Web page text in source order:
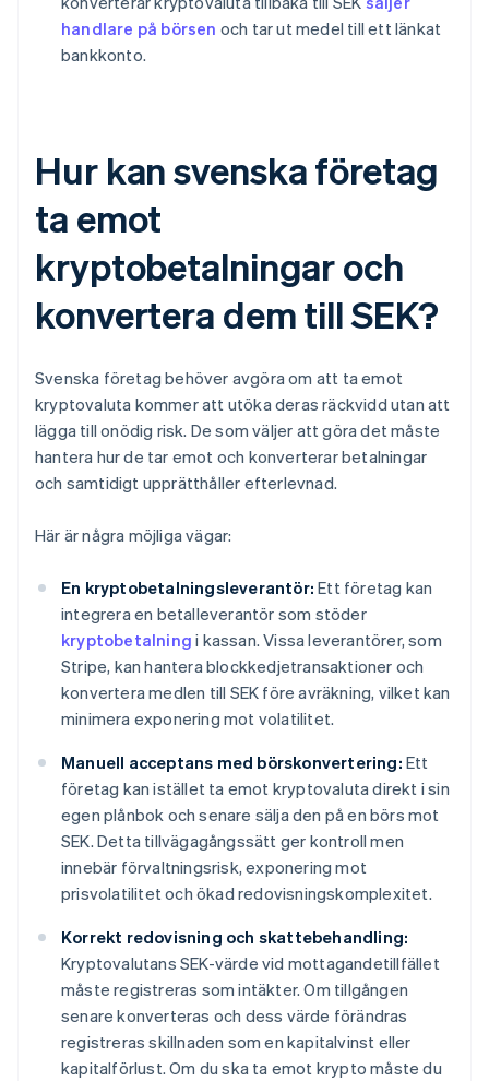
handlare på börsen och tar ut medel till ett länkat
bankkonto.
Hur kan svenska företag
ta emot
kryptobetalningar och
konvertera dem till SEK?
Svenska företag behöver avgöra om att ta emot
kryptovaluta kommer att utöka deras räckvidd utan att
lägga till onödig risk. De som väljer att göra det måste
hantera hur de tar emot och konverterar betalningar
och samtidigt upprätthåller efterlevnad.
Här är några möjliga vägar:
En kryptobetalningsleverantör: Ett företag kan
integrera en betalleverantör som stöder
kryptobetalning i kassan. Vissa leverantörer, som
Stripe, kan hantera blockkedjetransaktioner och
konvertera medlen till SEK före avräkning, vilket kan
minimera exponering mot volatilitet.
Manuell acceptans med börskonvertering: Ett
företag kan istället ta emot kryptovaluta direkt i sin
egen plånbok och senare sälja den på en börs mot
SEK. Detta tillvägagångssätt ger kontroll men
innebär förvaltningsrisk, exponering mot
prisvolatilitet och ökad redovisningskomplexitet.
Korrekt redovisning och skattebehandling:
Kryptovalutans SEK-värde vid mottagandetillfället
måste registreras som intäkter. Om tillgången
senare konverteras och dess värde förändras
registreras skillnaden som en kapitalvinst eller
kapitalförlust. Om du ska ta emot krypto måste du